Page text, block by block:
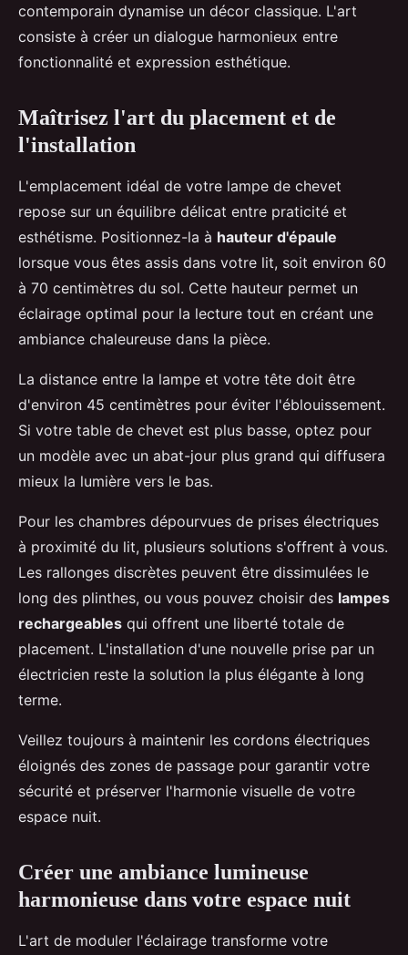
contemporain dynamise un décor classique. L'art
consiste à créer un dialogue harmonieux entre
fonctionnalité et expression esthétique.
Maîtrisez l'art du placement et de
l'installation
L'emplacement idéal de votre lampe de chevet
repose sur un équilibre délicat entre praticité et
esthétisme. Positionnez-la à hauteur d'épaule
lorsque vous êtes assis dans votre lit, soit environ 60
à 70 centimètres du sol. Cette hauteur permet un
éclairage optimal pour la lecture tout en créant une
ambiance chaleureuse dans la pièce.
La distance entre la lampe et votre tête doit être
d'environ 45 centimètres pour éviter l'éblouissement.
Si votre table de chevet est plus basse, optez pour
un modèle avec un abat-jour plus grand qui diffusera
mieux la lumière vers le bas.
Pour les chambres dépourvues de prises électriques
à proximité du lit, plusieurs solutions s'offrent à vous.
Les rallonges discrètes peuvent être dissimulées le
long des plinthes, ou vous pouvez choisir des lampes
rechargeables qui offrent une liberté totale de
placement. L'installation d'une nouvelle prise par un
électricien reste la solution la plus élégante à long
terme.
Veillez toujours à maintenir les cordons électriques
éloignés des zones de passage pour garantir votre
sécurité et préserver l'harmonie visuelle de votre
espace nuit.
Créer une ambiance lumineuse
harmonieuse dans votre espace nuit
L'art de moduler l'éclairage transforme votre